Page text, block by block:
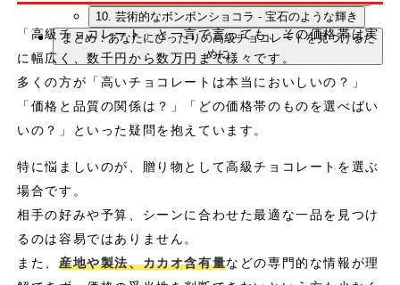
10. 芸術的なボンボンショコラ - 宝石のような輝き
まとめ：あなたにぴったりの高級チョコレートを見つけるた
めに
「高級チョコレート」と一言で言っても、その価格帯は実
に幅広く、数千円から数万円まで様々です。
多くの方が「高いチョコレートは本当においしいの？」
「価格と品質の関係は？」「どの価格帯のものを選べばい
いの？」といった疑問を抱えています。
特に悩ましいのが、贈り物として高級チョコレートを選ぶ
場合です。
相手の好みや予算、シーンに合わせた最適な一品を見つけ
るのは容易ではありません。
また、 産地や製法、カカオ含有量などの専門的な情報が理